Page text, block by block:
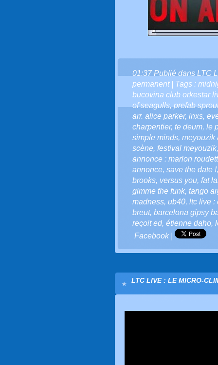
01:37 Publié dans LTC
permanent| Tags :
bucovina club orkestar
of seagulls,prefab
arr. alice parker, inxs,
charpentier, te deum, le
simple minds, meyouzik
scène, festival meyouzik
annonce : marlon
annonce, save the date !
brooks, versus you, fat
gimme the funk, tango
madness, ub40, ltc live :
breut, barcelona gipsy
reçoit ed, étienne daho,
Facebook|
LTC LIVE : LE MICRO-